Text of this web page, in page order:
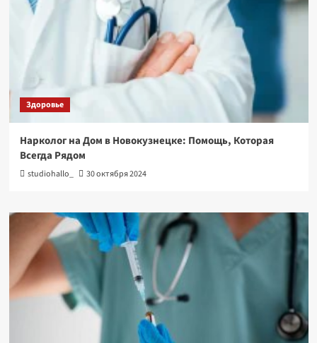
Здоровье
Нарколог на Дом в Новокузнецке: Помощь, Которая
Всегда Рядом
studiohallo_ 30 октября 2024